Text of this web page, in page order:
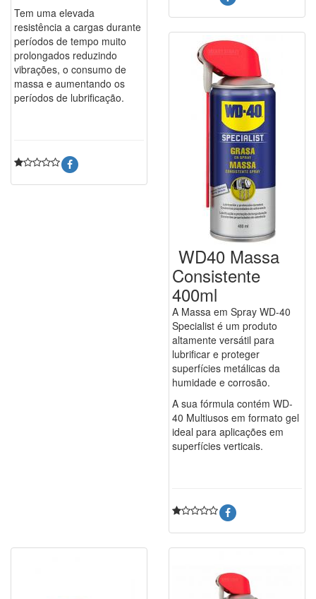
Tem uma elevada
resistência a cargas durante
períodos de tempo muito
prolongados reduzindo
vibrações, o consumo de
massa e aumentando os
períodos de lubrificação.
WD40 Massa
Consistente
400ml
A Massa em Spray WD-40
Specialist é um produto
altamente versátil para
lubrificar e proteger
superfícies metálicas da
humidade e corrosão.
A sua fórmula contém WD-
40 Multiusos em formato gel
ideal para aplicações em
superfícies verticais.